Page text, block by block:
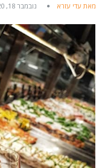
מאת עדי עזרא נובמבר 18, 2020